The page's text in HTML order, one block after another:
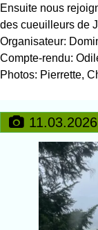
Ensuite nous
des cueuilleurs de
Organisateur:
Compte-rendu:
Photos: Pierrette,